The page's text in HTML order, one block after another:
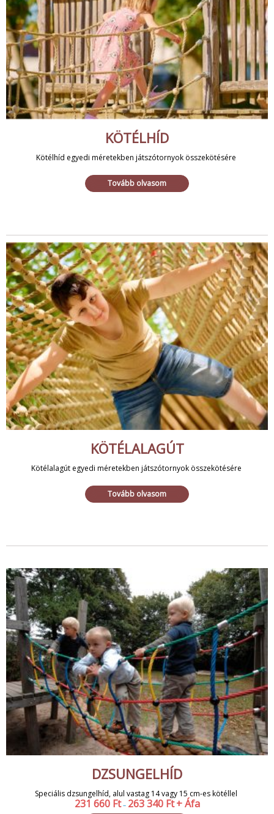
KÖTÉLHÍD
Kötélhíd egyedi méretekben játszótornyok összekötésére
Tovább olvasom
KÖTÉLALAGÚT
Kötélalagút egyedi méretekben játszótornyok összekötésére
Tovább olvasom
DZSUNGELHÍD
Speciális dzsungelhíd, alul vastag 14 vagy 15 cm-es kötéllel
231 660 Ft – 263 340 Ft + Áfa